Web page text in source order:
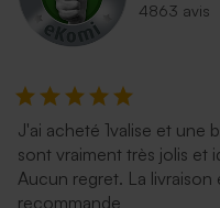
4863 avis
J'ai acheté 1valise et une
sont vraiment très jolis et
Aucun regret. La
recommande